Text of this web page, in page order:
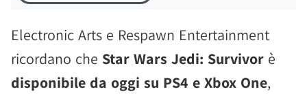
Electronic Arts e Respawn Entertainment
ricordano che Star Wars Jedi: Survivor è
disponibile da oggi su PS4 e Xbox One,